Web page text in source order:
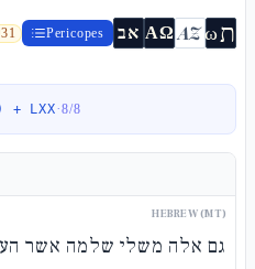
31 Pericopes אב ΑΩ AZωת
+ LXX·8/8
HEBREW (MT)
גם אלה משלי שלמה אשר